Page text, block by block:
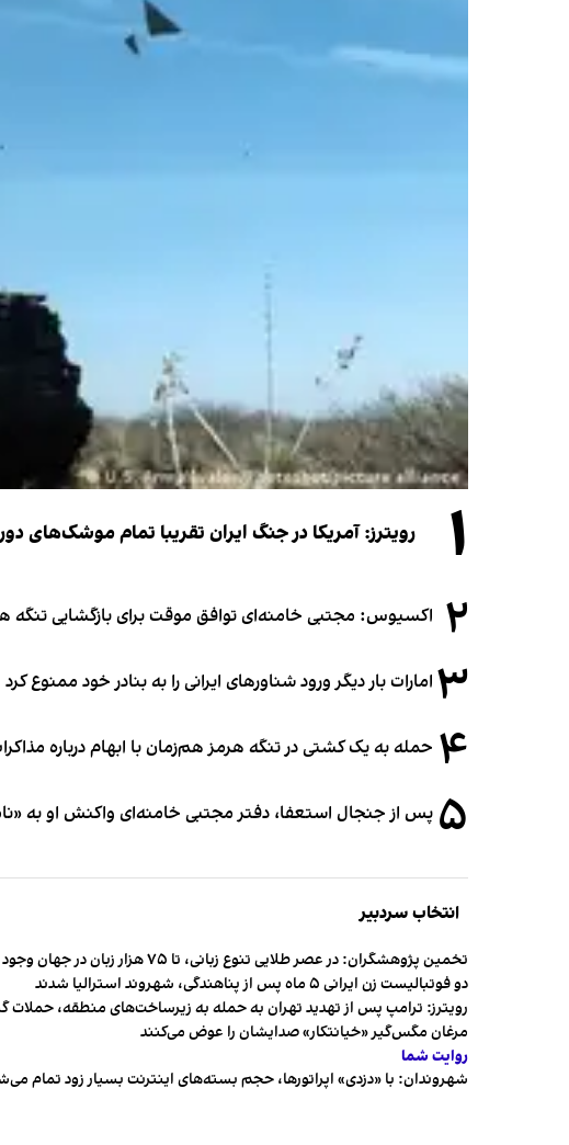
۱ رویترز: آمریکا در جنگ ایران تقریبا تمام موشک‌های
۲ اکسیوس: مجتبی خامنه‌ای توافق موقت برای بازگشایی تنگه
۳ امارات بار دیگر ورود شناورهای ایرانی را به بنادر خود ممنوع کرد
۴ حمله به یک کشتی در تنگه هرمز هم‌زمان با ابهام درباره
۵ پس از جنجال استعفا، دفتر مجتبی خامنه‌ای واکنش او به
انتخاب سردبیر
تخمین پژوهشگران: در عصر طلایی تنوع زبانی، تا ۷۵ هزار زبان در جهان وجود داشت
دو فوتبالیست زن ایرانی ۵ ماه پس از پناهندگی، شهروند استرالیا شدند
رویترز: ترامپ پس از تهدید تهران به حمله به زیرساخت‌های منطقه، حملات
مرغان مگس‌گیر «خیانتکار» صدایشان را عوض می‌کنند
روایت شما
شهروندان:‌ با «دزدی» اپراتورها، حجم بسته‌های اینترنت بسیار زود تمام